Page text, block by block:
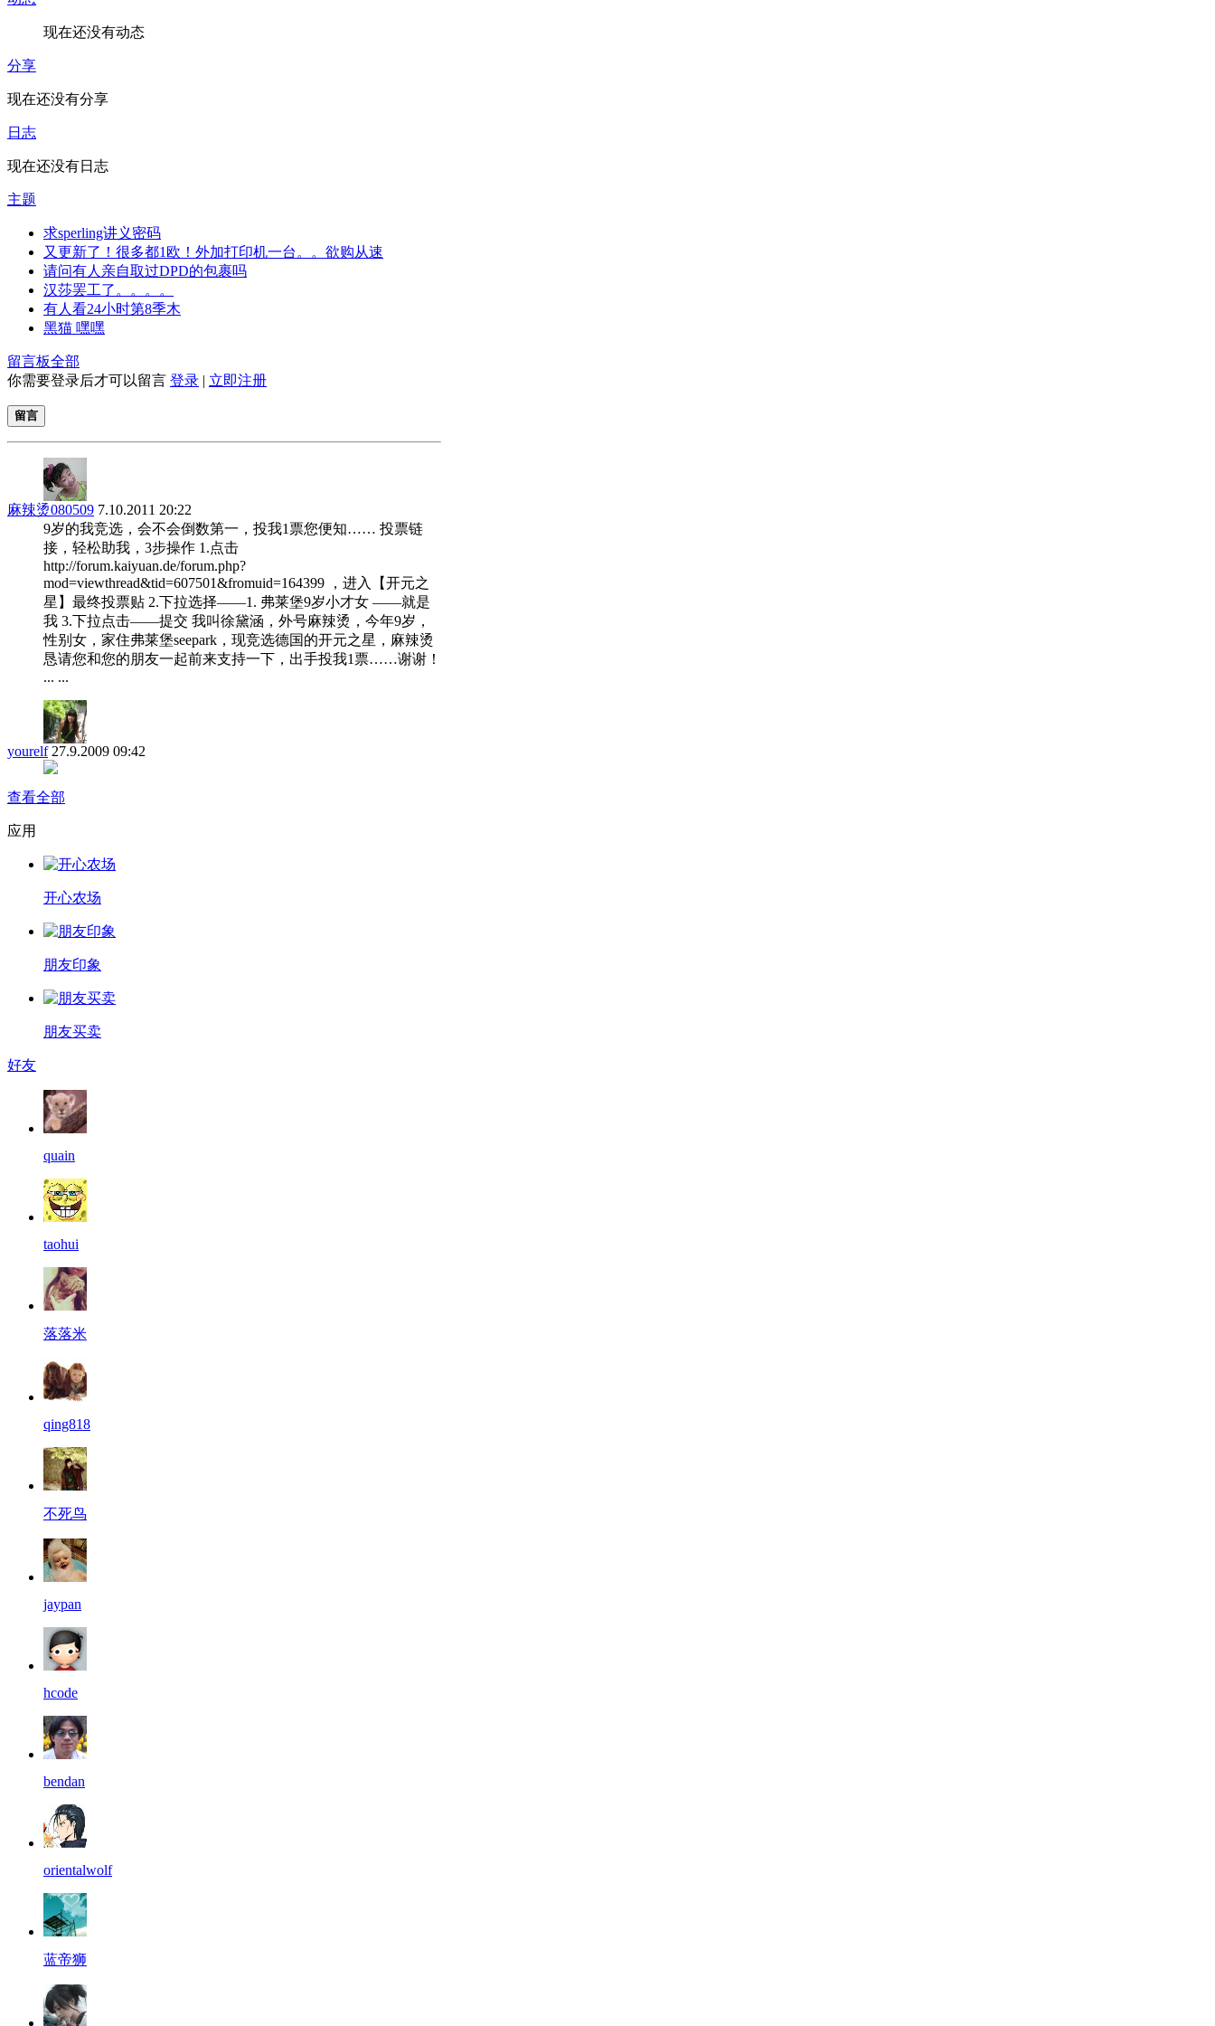
现在还没有动态
分享
现在还没有分享
日志
现在还没有日志
主题
求sperling讲义密码
又更新了！很多都1欧！外加打印机一台。。欲购从速
请问有人亲自取过DPD的包裹吗
汉莎罢工了。。。。
有人看24小时第8季木
黑猫 嘿嘿
留言板全部
你需要登录后才可以留言 登录 | 立即注册
留言
麻辣烫080509 7.10.2011 20:22
9岁的我竞选，会不会倒数第一，投我1票您便知…… 投票链
接，轻松助我，3步操作 1.点击
http://forum.kaiyuan.de/forum.php?
mod=viewthread&tid=607501&fromuid=164399 ，进入【开元之
星】最终投票贴 2.下拉选择——1. 弗莱堡9岁小才女 ——就是
我 3.下拉点击——提交 我叫徐黛涵，外号麻辣烫，今年9岁，
性别女，家住弗莱堡seepark，现竞选德国的开元之星，麻辣烫
恳请您和您的朋友一起前来支持一下，出手投我1票……谢谢！
... ...
yourelf 27.9.2009 09:42
查看全部
应用
开心农场
朋友印象
朋友买卖
好友
quain
taohui
落落米
qing818
不死鸟
jaypan
hcode
bendan
orientalwolf
蓝帝狮